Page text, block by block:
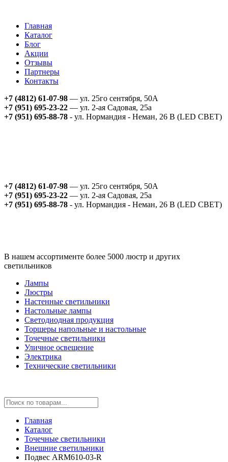
Главная
Каталог
Блог
Акции
Отзывы
Партнеры
Контакты
+7 (4812) 61-07-98 — ул. 25го сентября, 50А
+7 (951) 695-23-22 — ул. 2-ая Садовая, 25а
+7 (951) 695-88-78 - ул. Нормандия - Неман, 26 В (LED СВЕТ)
+7 (4812) 61-07-98 — ул. 25го сентября, 50А
+7 (951) 695-23-22 — ул. 2-ая Садовая, 25а
+7 (951) 695-88-78 - ул. Нормандия - Неман, 26 В (LED СВЕТ)
В нашем ассортименте более 5000 люстр и других
светильников
Лампы
Люстры
Настенные светильники
Настольные лампы
Светодиодная продукция
Торшеры напольные и настольные
Точечные светильники
Уличное освещение
Электрика
Технические светильники
Главная
Каталог
Точечные светильники
Внешние светильники
Подвес ARM610-03-R